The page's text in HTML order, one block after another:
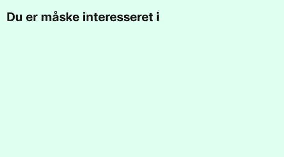
Du er måske interesseret i